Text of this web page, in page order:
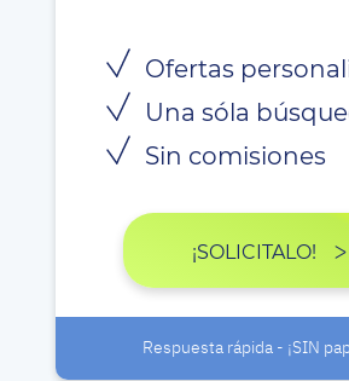
Ofertas
Una sóla
Sin comisiones
¡SOLICITALO!
Respuesta rápida - ¡SIN